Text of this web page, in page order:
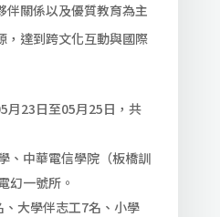
伴關係以及優質教育為主
，達到跨文化互動與國際
月23日至05月25日，共
、中華電信學院（板橋訓
幻一號所。
大學伴志工7名、小學